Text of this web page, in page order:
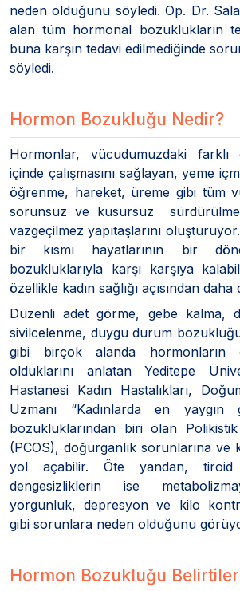
neden olduğunu söyledi. Op. Dr.
alan tüm hormonal bozuklukların
buna karşın tedavi edilmediğinde
söyledi.
Hormon Bozukluğu Nedir?
Hormonlar, vücudumuzdaki farklı
içinde çalışmasını sağlayan, yeme
öğrenme, hareket, üreme gibi tüm
sorunsuz ve kusursuz
vazgeçilmez yapıtaşlarını
bir kısmı hayatlarının bir
bozukluklarıyla karşı karşıya
özellikle kadın sağlığı açısından
Düzenli adet görme, gebe kalma,
sivilcelenme, duygu durum
gibi birçok alanda
olduklarını anlatan Yeditepe
Hastanesi Kadın Hastalıkları,
Uzmanı “Kadınlarda en
bozukluklarından biri olan
(PCOS), doğurganlık sorunlarına ve
yol açabilir. Öte yandan, tiroid
dengesizliklerin ise
yorgunluk, depresyon ve kilo
gibi sorunlara neden olduğunu
Hormon Bozukluğu